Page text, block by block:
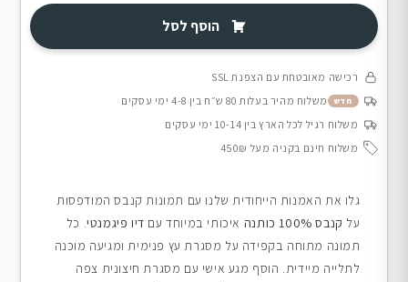
הוסף לסל
רכישה מאובטחת עם הצפנת SSL
חדש
משלוח מהיר בעלות 80 ש״ח בין 4-8 ימי עסקים
משלוח רגיל לכל הארץ בין 10-14 ימי עסקים
משלוח חינם בקניה מעל 450₪
גלו את האמנות הייחודית שלנו עם תמונות קנבס המודפסות
על קנבס 100% כותנה איכותי במיוחד עם דיו פיגמנטי. כל
תמונה מתוחה בקפידה על מסגרת עץ פנימית ומגיעה מוכנה
לתלייה מיידית. הוסף מגע אישי עם מסגרת חיצונית צפה